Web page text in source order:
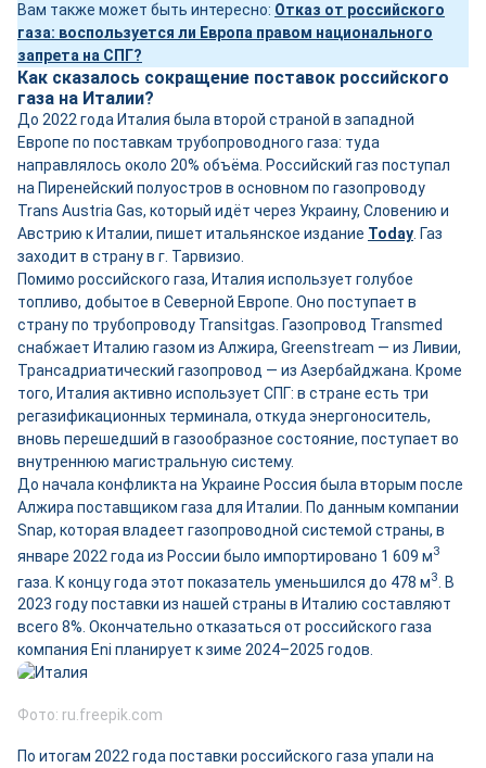
Вам также может быть интересно: Отказ от российского
газа: воспользуется ли Европа правом национального
запрета на СПГ?
Как сказалось сокращение поставок российского
газа на Италии?
До 2022 года Италия была второй страной в западной
Европе по поставкам трубопроводного газа: туда
направлялось около 20% объёма. Российский газ поступал
на Пиренейский полуостров в основном по газопроводу
Trans Austria Gas, который идёт через Украину, Словению и
Австрию к Италии, пишет итальянское издание Today . Газ
заходит в страну в г. Тарвизио.
Помимо российского газа, Италия использует голубое
топливо, добытое в Северной Европе. Оно поступает в
страну по трубопроводу Transitgas. Газопровод Transmed
снабжает Италию газом из Алжира, Greenstream — из Ливии,
Трансадриатический газопровод — из Азербайджана. Кроме
того, Италия активно использует СПГ: в стране есть три
регазификационных терминала, откуда энергоноситель,
вновь перешедший в газообразное состояние, поступает во
внутреннюю магистральную систему.
До начала конфликта на Украине Россия была вторым после
Алжира поставщиком газа для Италии. По данным компании
Snap, которая владеет газопроводной системой страны, в
январе 2022 года из России было импортировано 1 609 м3
газа. К концу года этот показатель уменьшился до 478 м3 . В
2023 году поставки из нашей страны в Италию составляют
всего 8%. Окончательно отказаться от российского газа
компания Eni планирует к зиме 2024–2025 годов.
Фото: ru.freepik.com
По итогам 2022 года поставки российского газа упали на